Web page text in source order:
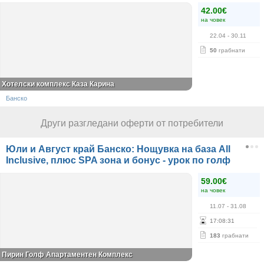
42.00€
на човек
22.04 - 30.11
50 грабнати
Хотелски комплекс Каза Карина
Банско
Други разгледани оферти от потребители
Юли и Август край Банско: Нощувка на база All
Inclusive, плюс SPA зона и бонус - урок по голф
59.00€
на човек
11.07 - 31.08
17:08:30
183 грабнати
Пирин Голф Апартаментен Комплекс